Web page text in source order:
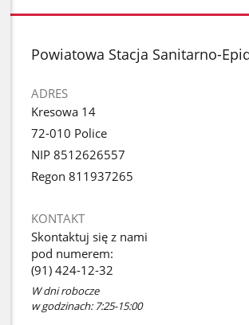
stopka
Powiatowa Stacja Sanitarno-
ADRES
Kresowa 14
72-010 Police
NIP 8512626557
Regon 811937265
KONTAKT
Skontaktuj się z nami
pod numerem:
(91) 424-12-32
W dni robocze
w godzinach: 7:25-15:00